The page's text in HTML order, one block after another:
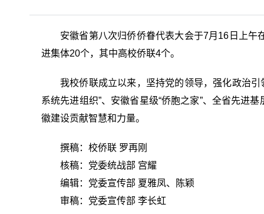
安徽省第八次归侨侨眷代表大会于7月16日上午
进集体20个，其中高校侨联4个。
我校侨联成立以来，坚持党的领导，强化政治
系统先进组织”、安徽省星级“侨胞之家”、全省先进
徽建设贡献智慧和力量。
撰稿：校侨联 罗再刚
核稿：党委统战部 宫耀
编辑：党委宣传部 夏雅凤、陈颖
审稿：党委宣传部 李长虹